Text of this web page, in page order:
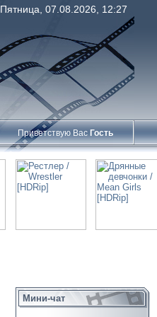
Пятница, 07.08.2026, 12:27
Приветствую Вас Гость
Мини-чат